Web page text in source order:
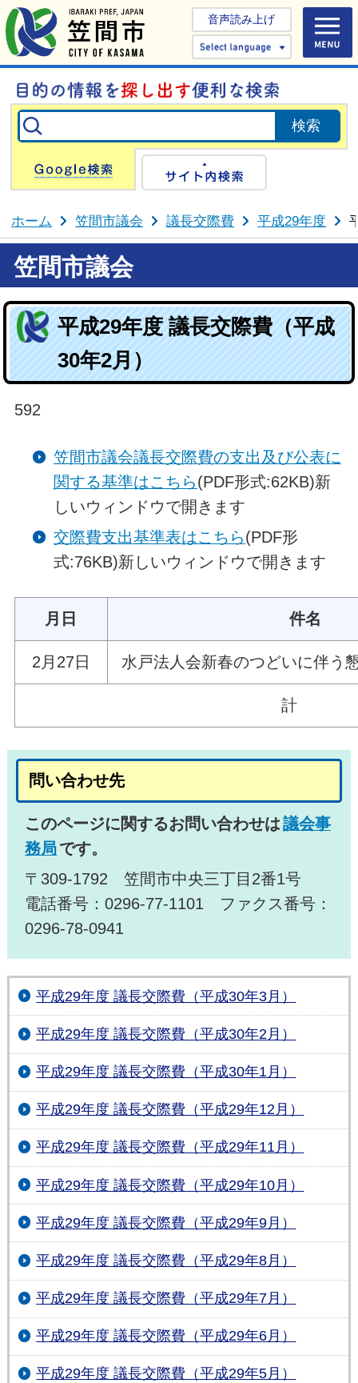
音声読み上げ
Select
Google検索
ホーム 笠間市議会 議長交際費 平成29年度
笠間市議会
平成29年度 議長交際費（平成
30年2月）
592
笠間市議会議長交際費の支出及び公表に
関する基準はこちら(PDF形式:62KB)新
しいウィンドウで開きます
交際費支出基準表はこちら(PDF形
式:76KB)新しいウィンドウで開きます
月日 件名
2月27日 水戸法人会新春のつどいに伴う
計
問い合わせ先
このページに関するお問い合わせは議会事
務局です。
〒309-1792 笠間市中央三丁目2番1号
電話番号：0296-77-1101 ファクス番号：
0296-78-0941
平成29年度 議長交際費（平成30年3月）
平成29年度 議長交際費（平成30年2月）
平成29年度 議長交際費（平成30年1月）
平成29年度 議長交際費（平成29年12月）
平成29年度 議長交際費（平成29年11月）
平成29年度 議長交際費（平成29年10月）
平成29年度 議長交際費（平成29年9月）
平成29年度 議長交際費（平成29年8月）
平成29年度 議長交際費（平成29年7月）
平成29年度 議長交際費（平成29年6月）
平成29年度 議長交際費（平成29年5月）